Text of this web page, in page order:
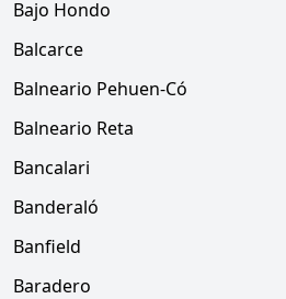
Bajo Hondo
Balcarce
Balneario Pehuen-Có
Balneario Reta
Bancalari
Banderaló
Banfield
Baradero